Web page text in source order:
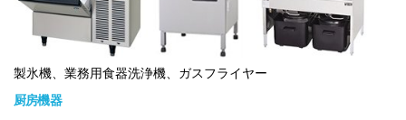
製氷機、業務用食器洗浄機、ガスフライヤー
厨房機器